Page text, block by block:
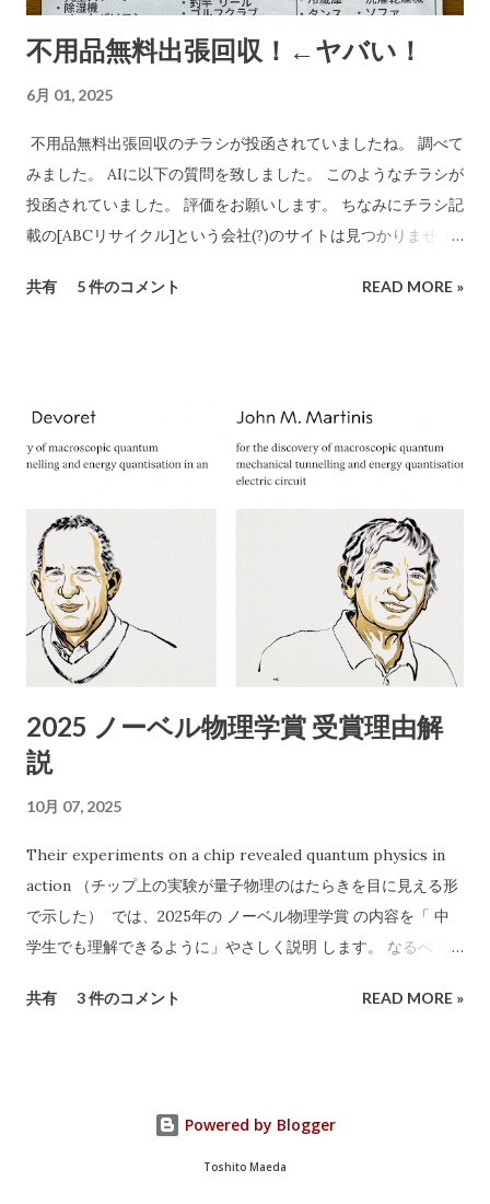
「charmmsho」に関する調査報告 会社所在地・連絡先の検証
CBB株式会社は法人登記上、「大阪府泉南郡熊取町紺屋2丁目
屋2-20-1」と記載されています​ CBB-SHYOJI.COM 。販売店
「charmmsho」のサイト上で表示されていた会社所在地がこ
の住所と一致している場合、一見すると所在地に関しては正式
な企業情報と合致していると言えます。 しかし、連絡先情報に
してメールアドレスのみを掲載しており、電話番号は公開され
く名古屋（052）エリアの番号です。実際に「052-355...
不用品無料出張回収！←ヤバい！
6月 01, 2025
不用品無料出張回収のチラシが投函されていましたね。 調べて
みました。 AIに以下の質問を致しました。 このようなチラシが
投函されていました。 評価をお願いします。 ちなみにチラシ記
載の[ABCリサイクル]という会社(?)のサイトは見つかりません
https://www.city.tokorozawa.saitama.jp/kurashi/gomi/shi
には所沢市の「一般廃棄物処理業」の許可が必要です。 「産業
廃棄物処理業」や 「古物商」の許可では回収できません。
ChatGPT まえださん、画像ありがとうございます。このよう
な「不用品無料出張回収」のチラシについて、詳細に評価・ア
ドバイスいたします。 1. 内容の分析 業者名 ：ABCリサイクル
所在地 ：埼玉県所沢市松郷141 許可番号 ：自動車商許可証 第
431090053454号（古物商許可証） 連絡先 ：携帯番号のみ
（090-4713-2580） 受付時間 ：8:00〜18:00 チラシの訴求点
「無料回収」「当日でもOK」「幅広い品目」「遺品整理、引越
作業可能などと記載 2. 危険性・リスク評価 1）「無料」表記の
ワナ 実際に依頼すると「無料では回収できない」「特定品目は
料回収」と言いながら、現場で高額請求する 悪質な業者も存在
します。 2）連絡先が「携帯電話番号のみ」 一般的な法人や信
頼できる事業者であれば「固定電話」や「会社ホームページ」
なども記載されます。 携帯番号のみの場合、 連絡が取れなくな
ったり、責任の所在が曖昧 になりやすいです。 3）記載されて
物収集運搬業など）は記載されていません。 家電や不用品の正
共有 5 件のコメント READ MORE »
2025 ノーベル物理学賞 受賞理由解
説
10月 07, 2025
Their experiments on a chip revealed quantum physics in
action （チップ上の実験が量子物理のはたらきを目に見える形
で示した） では、2025年の ノーベル物理学賞 の内容を「 中
学生でも理解できるように」やさしく説明 します。 なるべく専
しします。 🏅 今年のノーベル物理学賞とは？ 2025年のノーベ
うとても小さな世界のふしぎな動きを見せた」 ことが評価され
ました。 🔬 そもそも「量子（クオンタム）」ってなに？ 普通
共有 3 件のコメント READ MORE »
Powered by Blogger
Toshito Maeda